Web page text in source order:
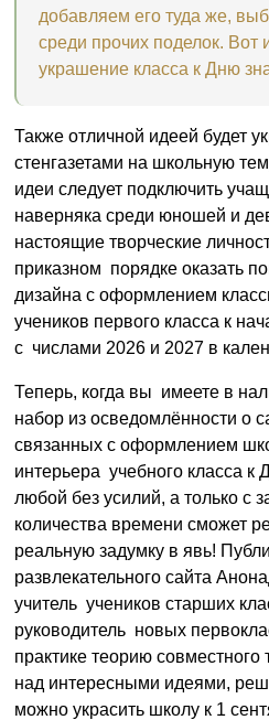
добавляем его туда же,
среди прочих поделок. Вот
украшение класса к Дню
Также отличной идеей будет
стенгазетами на школьную
идеи следует подключить
наверняка среди юношей и
настоящие творческие
приказном порядке оказать
дизайна с оформлением
учеников первого класса к
с числами 2026 и 2027 в
Теперь, когда вы имеете в
набор из осведомлённости о
связанных с оформлением
интерьера учебного класса к
любой без усилий, а только с
количества времени сможет
реальную задумку в явь!
развлекательного сайта
учитель учеников старших
руководитель новых
практике теорию
над интересными идеями,
можно украсить школу к 1